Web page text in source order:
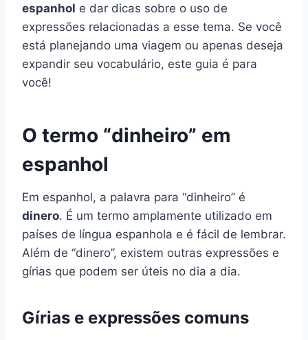
espanhol e dar dicas sobre o uso de
expressões relacionadas a esse tema. Se você
está planejando uma viagem ou apenas deseja
expandir seu vocabulário, este guia é para
você!
O termo “dinheiro” em
espanhol
Em espanhol, a palavra para “dinheiro” é
dinero. É um termo amplamente utilizado em
países de língua espanhola e é fácil de lembrar.
Além de “dinero”, existem outras expressões e
gírias que podem ser úteis no dia a dia.
Gírias e expressões comuns